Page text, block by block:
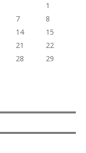
1
7
8
14
15
21
22
28
29